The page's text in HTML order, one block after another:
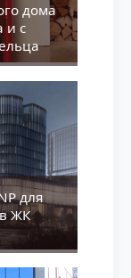
дома
и с
для
ЖК